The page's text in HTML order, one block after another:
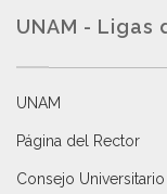
UNAM - Ligas
UNAM
Página del Rector
Consejo Universitario